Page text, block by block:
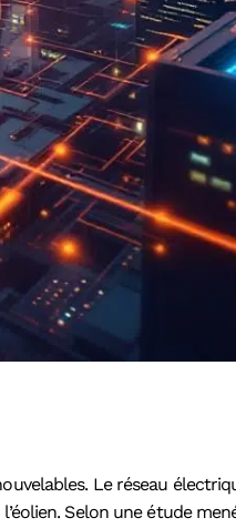
Le réseau
Selon une étude